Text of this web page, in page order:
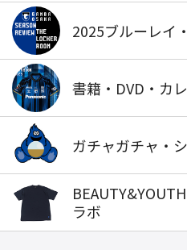
2025ブルーレイ
書籍・DVD・カ
ガチャガチャ・
ラボ